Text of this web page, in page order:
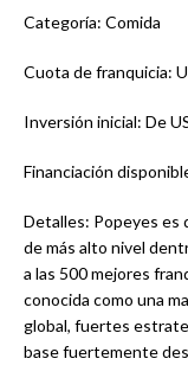
Categoría: Comida
Cuota de franquicia:
Inversión inicial: De
Financiación
Detalles: Popeyes es
de más alto nivel
a las 500 mejores
conocida como una
global, fuertes
base fuertemente